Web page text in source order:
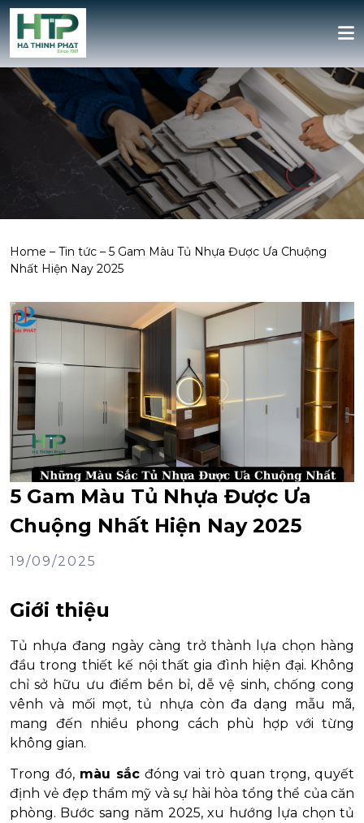
Home – Tin tức – 5 Gam Màu Tủ Nhựa Được Ưa Chuộng
Nhất Hiện Nay 2025
5 Gam Màu Tủ Nhựa Được Ưa
Chuộng Nhất Hiện Nay 2025
19/09/2025
Giới thiệu
Tủ nhựa đang ngày càng trở thành lựa chọn hàng
đầu trong thiết kế nội thất gia đình hiện đại. Không
chỉ sở hữu ưu điểm bền bỉ, dễ vệ sinh, chống cong
vênh và mối mọt, tủ nhựa còn đa dạng mẫu mã,
mang đến nhiều phong cách phù hợp với từng
không gian.
Trong đó, màu sắcđóng vai trò quan trọng, quyết
định vẻ đẹp thẩm mỹ và sự hài hòa tổng thể của căn
phòng. Bước sang năm 2025, xu hướng lựa chọn tủ